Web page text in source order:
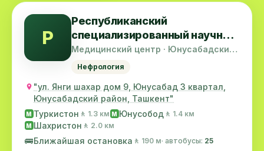
Р
Республиканский
специализированный научно-
практический медицинский
центр нефрологии и
Медицинский центр · Юнусабадский
Нефрология
"ул. Янги шахар дом 9, Юнусабад 3 квартал,
Юнусабадский район, Ташкент"
M Туркистон 🚶 1.3 км M Юнусобод 🚶 1.4 км
M Шахристон 🚶 2.0 км
🚌Ближайшая остановка 🚶 190 м· автобусы: 25